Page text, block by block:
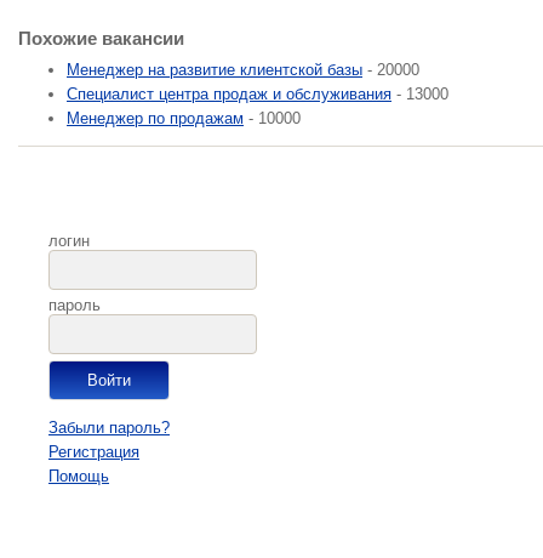
Похожие вакансии
Менеджер на развитие клиентской базы - 20000
Специалист центра продаж и обслуживания - 13000
Менеджер по продажам - 10000
логин
пароль
Забыли пароль?
Регистрация
Помощь